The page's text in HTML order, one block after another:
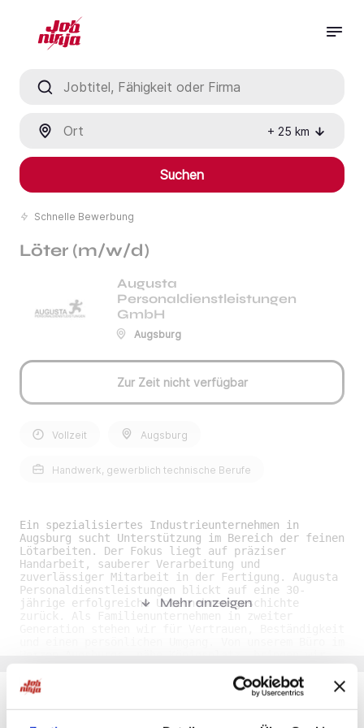
+ 25 km
Suchen
Schnelle Bewerbung
Löter (m/w/d)
Augusta
Personaldienstleistungen
GmbH
Augsburg
Zur Zeit nicht verfügbar
Vollzeit Augsburg
Handwerk, gewerblich technische Berufe
Ein spezialisiertes Industrieunternehmen in
Augsburg sucht Unterstützung im Bereich der feinen
Lötarbeiten. Der Fokus liegt auf präziser
Handarbeit, sauberer Verarbeitung und
zuverlässiger Mitarbeit in der Fertigung. Augusta
Personaldienstleistungen blickt auf eine 30-
jährige erfolgreiche Unternehmensgeschichte
zurück. Als Familienunternehmen in zweiter
tagtäglich in unsere Arbeit ein. Löter (m/w/d)
Ihre Aufgaben• Durchführen von feinen Lötarbeiten
an elektronischen oder mechanischen Bauteilen •
Mehr anzeigen